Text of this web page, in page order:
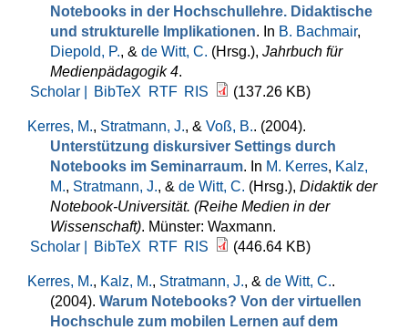
Notebooks in der Hochschullehre. Didaktische
und strukturelle Implikationen. In B. Bachmair,
Diepold, P., & de Witt, C. (Hrsg.), Jahrbuch für
Medienpädagogik 4.
Scholar |
BibTeX RTF RIS (137.26 KB)
Kerres, M., Stratmann, J., & Voß, B.. (2004).
Unterstützung diskursiver Settings durch
Notebooks im Seminarraum. In M. Kerres, Kalz,
M., Stratmann, J., & de Witt, C. (Hrsg.), Didaktik der
Notebook-Universität. (Reihe Medien in der
Wissenschaft). Münster: Waxmann.
Scholar |
BibTeX RTF RIS (446.64 KB)
Kerres, M., Kalz, M., Stratmann, J., & de Witt, C..
(2004). Warum Notebooks? Von der virtuellen
Hochschule zum mobilen Lernen auf dem